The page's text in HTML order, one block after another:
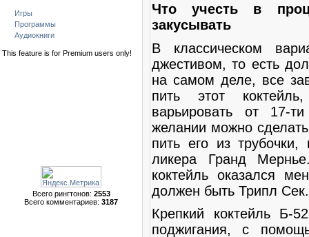
Игры
Программы
Аудиокниги
This feature is for Premium users only!
Всего рингтонов: 2553
Всего комментариев: 3187
Что учесть в
закусывать
В классическом
джестивом, то есть
на самом деле, все
пить этот
варьировать от 17-
желании можно сделать
пить его из
ликера Гранд
коктейль оказался
должен быть Трипл Сек.
Крепкий коктейль Б-
поджигания, с